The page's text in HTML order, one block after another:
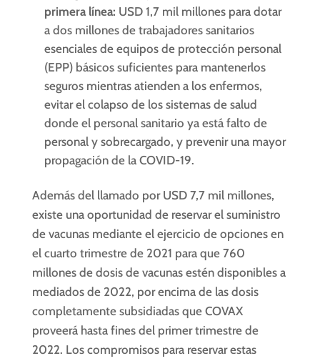
primera línea: USD 1,7 mil millones para dotar
a dos millones de trabajadores sanitarios
esenciales de equipos de protección personal
(EPP) básicos suficientes para mantenerlos
seguros mientras atienden a los enfermos,
evitar el colapso de los sistemas de salud
donde el personal sanitario ya está falto de
personal y sobrecargado, y prevenir una mayor
propagación de la COVID-19.
Además del llamado por USD 7,7 mil millones,
existe una oportunidad de reservar el suministro
de vacunas mediante el ejercicio de opciones en
el cuarto trimestre de 2021 para que 760
millones de dosis de vacunas estén disponibles a
mediados de 2022, por encima de las dosis
completamente subsidiadas que COVAX
proveerá hasta fines del primer trimestre de
2022. Los compromisos para reservar estas